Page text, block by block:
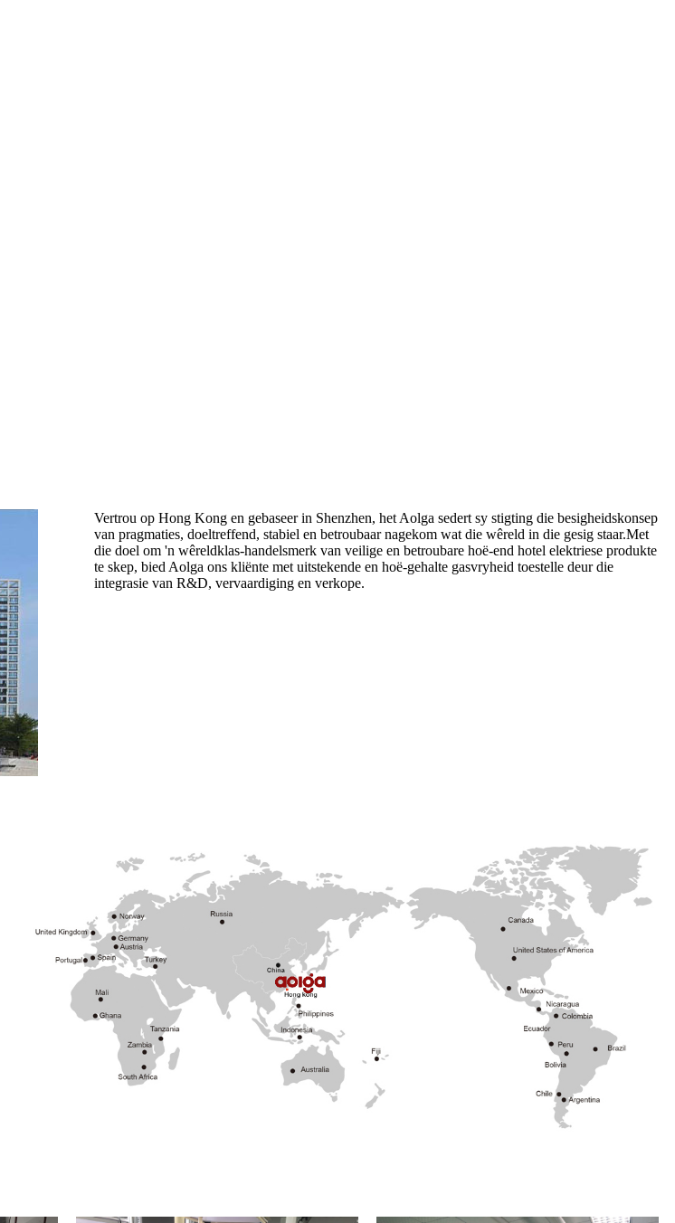
Vertrou op Hong Kong en gebaseer in Shenzhen, het Aolga sedert sy stigting die besigheidskonsep
van pragmaties, doeltreffend, stabiel en betroubaar nagekom wat die wêreld in die gesig staar.Met
die doel om 'n wêreldklas-handelsmerk van veilige en betroubare hoë-end hotel elektriese produkte
te skep, bied Aolga ons kliënte met uitstekende en hoë-gehalte gasvryheid toestelle deur die
integrasie van R&D, vervaardiging en verkope.